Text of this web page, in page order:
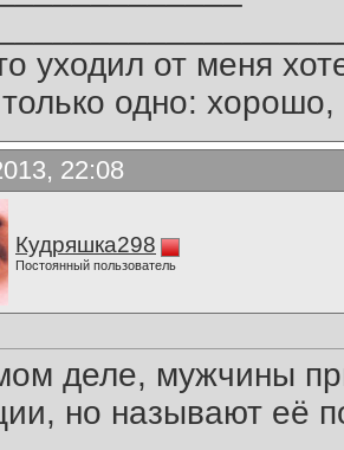
уходил от меня
одно:
22:08
Кудряшка298
Постоянный пользователь
деле, мужчины
но называют её